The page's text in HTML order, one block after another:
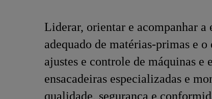
Liderar, orientar e acompanhar a
adequado de matérias-primas e
ajustes e controle de máquinas e
ensacadeiras especializadas e
qualidade, segurança e